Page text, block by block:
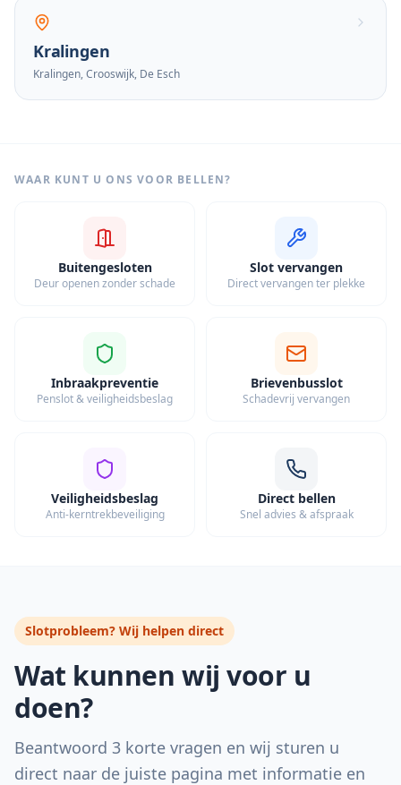
Kralingen
Kralingen, Crooswijk, De Esch
WAAR KUNT U ONS VOOR BELLEN?
Buitengesloten
Deur openen zonder schade
Slot vervangen
Direct vervangen ter plekke
Inbraakpreventie
Penslot & veiligheidsbeslag
Brievenbusslot
Schadevrij vervangen
Veiligheidsbeslag
Anti-kerntrekbeveiliging
Direct bellen
Snel advies & afspraak
Slotprobleem? Wij helpen direct
Wat kunnen wij voor u
doen?
Beantwoord 3 korte vragen en wij sturen u
direct naar de juiste pagina met informatie en